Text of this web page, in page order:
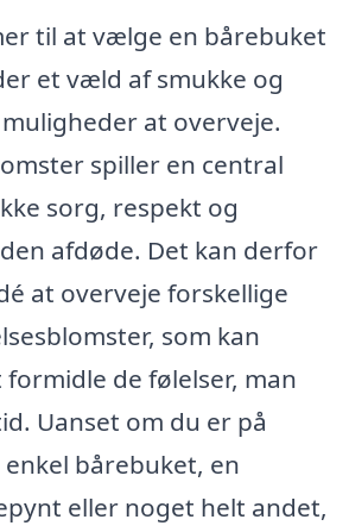
til at vælge en bårebuket
et væld af smukke og
at overveje.
spiller en central
sorg, respekt og
afdøde. Det kan derfor
at overveje forskellige
som kan
de følelser, man
Uanset om du er på
bårebuket, en
eller noget helt andet,